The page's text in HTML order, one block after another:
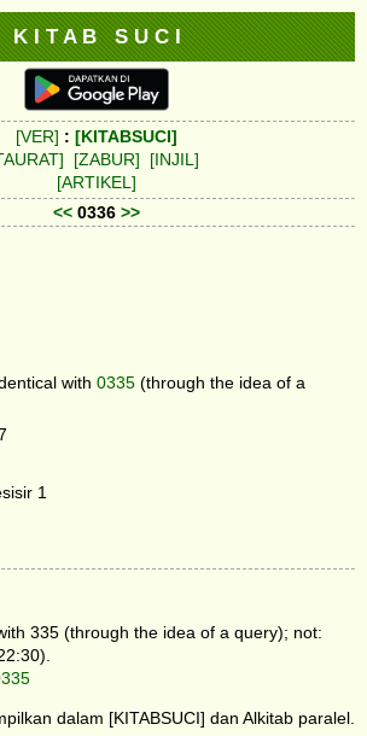
K I T A B S U C I
[VER] : [KITABSUCI]
[ZABUR]
[INJIL]
[ARTIKEL]
<< 0336 >>
with 0335 (through the idea of a
1
335 (through the idea of a query); not:
dalam [KITABSUCI] dan Alkitab paralel.